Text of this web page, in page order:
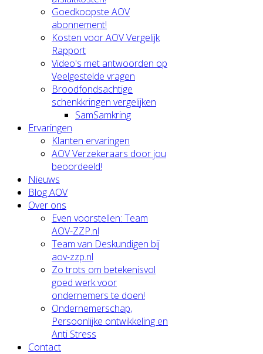
Goedkoopste AOV
abonnement!
Kosten voor AOV Vergelijk
Rapport
Video's met antwoorden op
Veelgestelde vragen
Broodfondsachtige
schenkkringen vergelijken
SamSamkring
Ervaringen
Klanten ervaringen
AOV Verzekeraars door jou
beoordeeld!
Nieuws
Blog AOV
Over ons
Even voorstellen: Team
AOV-ZZP.nl
Team van Deskundigen bij
aov-zzp.nl
Zo trots om betekenisvol
goed werk voor
ondernemers te doen!
Ondernemerschap,
Persoonlijke ontwikkeling en
Anti Stress
Contact